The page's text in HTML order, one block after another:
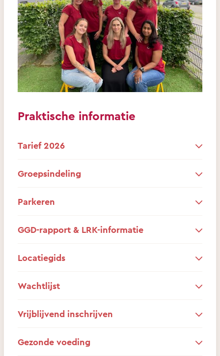
Praktische informatie
Tarief 2026
Groepsindeling
Parkeren
GGD-rapport & LRK-informatie
Locatiegids
Wachtlijst
Vrijblijvend inschrijven
Gezonde voeding